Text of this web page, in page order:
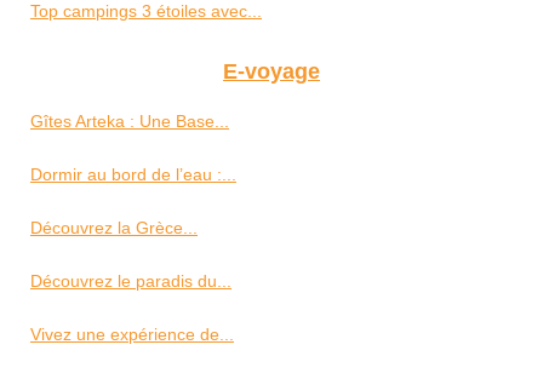
Top campings 3 étoiles avec...
E-voyage
Gîtes Arteka : Une Base...
Dormir au bord de l’eau :...
Découvrez la Grèce...
Découvrez le paradis du...
Vivez une expérience de...